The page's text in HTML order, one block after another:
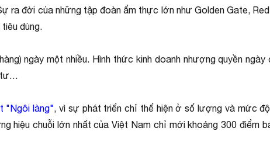
ra đời của những tập đoàn ẩm thực lớn như Golden Gate,
dùng.
ngày một nhiều. Hình thức kinh doanh nhượng quyền
tư…
"Ngôi làng", vì sự phát triển chỉ thể hiện ở số lượng và mức
hiệu chuỗi lớn nhất của Việt Nam chỉ mới khoảng 300 điểm